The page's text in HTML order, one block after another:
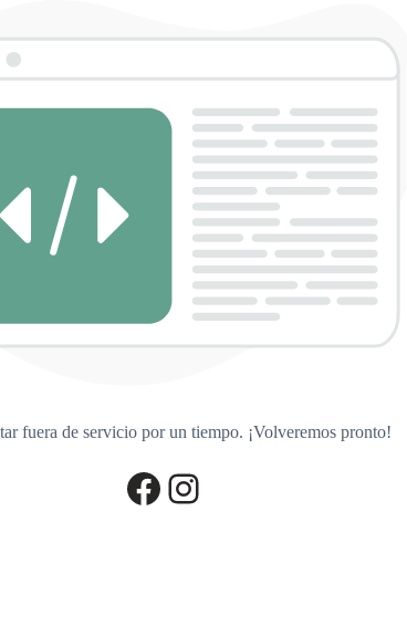
fuera de servicio por un tiempo. ¡Volveremos pronto!
Facebook
Instagram